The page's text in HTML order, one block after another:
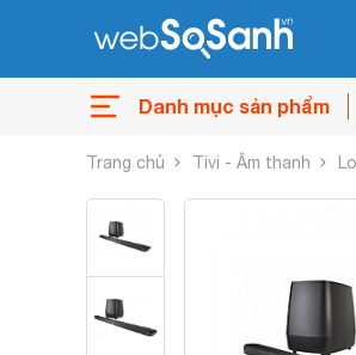
Danh mục sản phẩm
Trang chủ Tivi - Âm thanh